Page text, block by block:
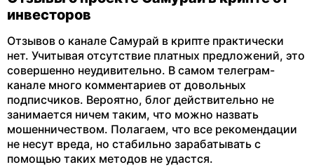
инвесторов
Отзывов о канале Самурай в крипте практически
нет. Учитывая отсутствие платных предложений, это
совершенно неудивительно. В самом телеграм-
канале много комментариев от довольных
подписчиков. Вероятно, блог действительно не
занимается ничем таким, что можно назвать
мошенничеством. Полагаем, что все рекомендации
не несут вреда, но стабильно зарабатывать с
помощью таких методов не удастся.